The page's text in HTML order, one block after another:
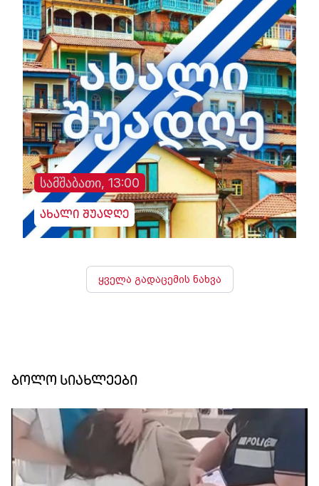
სამშაბათი, 13:00
ახალი შუადღე
ყველა გადაცემის ნახვა
ბოლო სიახლეები